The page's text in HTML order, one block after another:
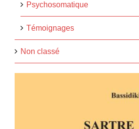
Psychosomatique
Témoignages
Non classé